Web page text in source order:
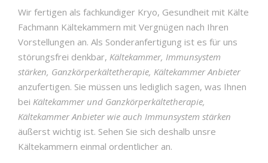
Wir fertigen als fachkundiger Kryo, Gesundheit mit Kälte
Fachmann Kältekammern mit Vergnügen nach Ihren
Vorstellungen an. Als Sonderanfertigung ist es für uns
störungsfrei denkbar, Kältekammer, Immunsystem
stärken, Ganzkörperkältetherapie, Kältekammer Anbieter
anzufertigen. Sie müssen uns lediglich sagen, was Ihnen
bei Kältekammer und Ganzkörperkältetherapie,
Kältekammer Anbieter wie auch Immunsystem stärken
äußerst wichtig ist. Sehen Sie sich deshalb unsre
Kältekammern einmal ordentlicher an.